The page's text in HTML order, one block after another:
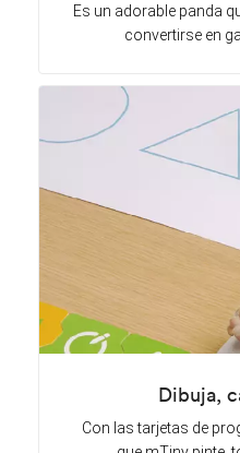
Es un adorable panda
convertirse en
Dibuja,
Con las tarjetas de